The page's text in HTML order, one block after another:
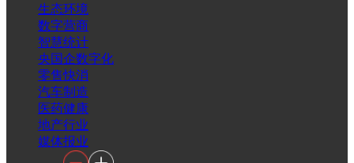
生态环境
数字营商
智慧统计
央国企数字化
零售快消
汽车制造
医药健康
地产行业
媒体报业